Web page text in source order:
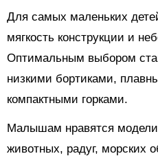
Для самых маленьких
мягкость конструкции и
Оптимальным выбором
низкими бортиками,
компактными горками.
Малышам нравятся
животных, радуг, морских